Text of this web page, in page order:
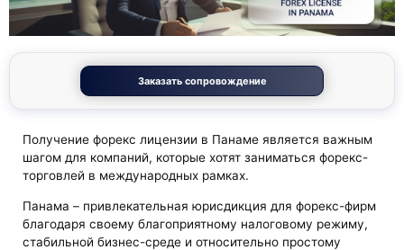
Заказать сопровождение
Получение форекс лицензии в Панаме является важным
шагом для компаний, которые хотят заниматься форекс-
торговлей в международных рамках.
Панама – привлекательная юрисдикция для форекс-фирм
благодаря своему благоприятному налоговому режиму,
стабильной бизнес-среде и относительно простому